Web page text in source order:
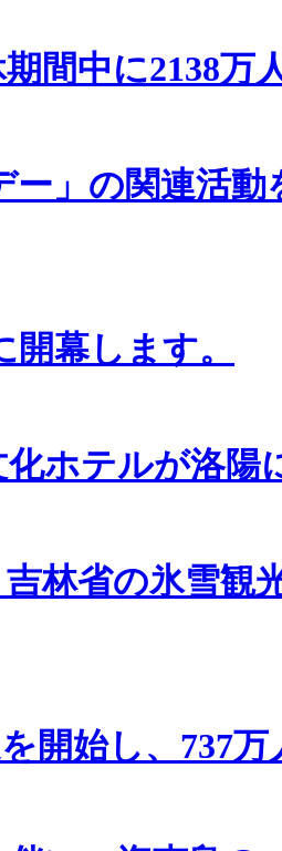
間中に2138万
ー」の関連活
幕します。
ホテルが洛陽
林省の氷雪観
開始し、737万